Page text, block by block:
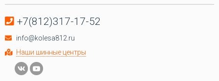
+7(812)317-17-52
info@kolesa812.ru
Наши шинные центры